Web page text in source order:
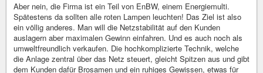
Aber nein, die Firma ist ein Teil von EnBW, einem Energiemulti.
Spätestens da sollten alle roten Lampen leuchten! Das Ziel ist also
ein völlig anderes. Man will die Netzstabilität auf den Kunden
auslagern aber maximalen Gewinn einfahren. Und es auch noch als
umweltfreundlich verkaufen. Die hochkomplizierte Technik, welche
die Anlage zentral über das Netz steuert, gleicht Spitzen aus und gibt
dem Kunden dafür Brosamen und ein ruhiges Gewissen, etwas für